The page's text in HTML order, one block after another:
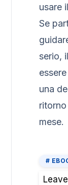
usare
Se
serio,
una
mese.